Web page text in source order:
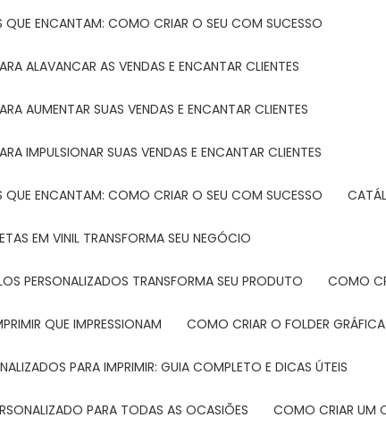
QUE ENCANTAM: COMO CRIAR O SEU COM SUCESSO
ALAVANCAR AS VENDAS E ENCANTAR CLIENTES
AUMENTAR SUAS VENDAS E ENCANTAR CLIENTES
IMPULSIONAR SUAS VENDAS E ENCANTAR CLIENTES
QUE ENCANTAM: COMO CRIAR O SEU COM SUCESSO
EM VINIL TRANSFORMA SEU NEGÓCIO
PERSONALIZADOS TRANSFORMA SEU PRODUTO COMO
QUE IMPRESSIONAM COMO CRIAR O FOLDER
PARA IMPRIMIR: GUIA COMPLETO E DICAS ÚTEIS
PARA TODAS AS OCASIÕES COMO CRIAR